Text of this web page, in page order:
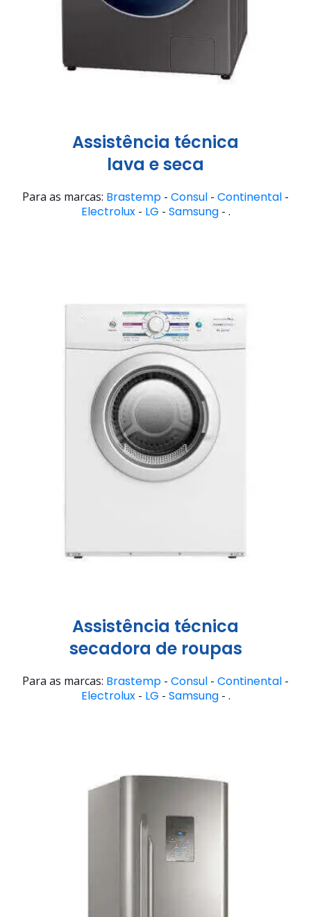
Assistência técnica
lava e seca
Para as marcas: Brastemp - Consul - Continental -
Electrolux- LG - Samsung- .
Assistência técnica
secadora de roupas
Para as marcas: Brastemp - Consul - Continental -
Electrolux- LG - Samsung- .